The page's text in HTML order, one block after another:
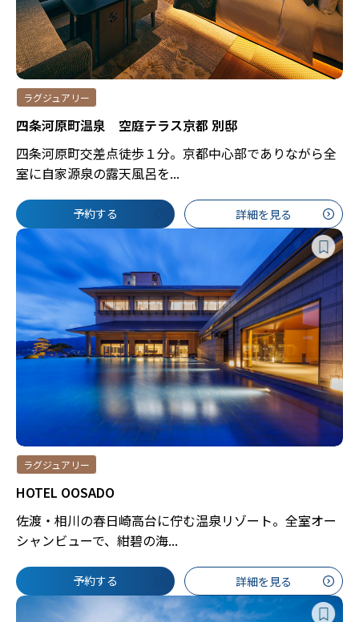
ラグジュアリー
四条河原町温泉 空庭テラス京都 別邸
四条河原町交差点徒歩１分。京都中心部でありながら全
室に自家源泉の露天風呂を...
予約する 詳細を見る
ラグジュアリー
HOTEL OOSADO
佐渡・相川の春日崎高台に佇む温泉リゾート。全室オー
シャンビューで、紺碧の海...
予約する 詳細を見る